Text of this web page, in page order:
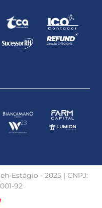
Estágio - 2025 | CNPJ:
92